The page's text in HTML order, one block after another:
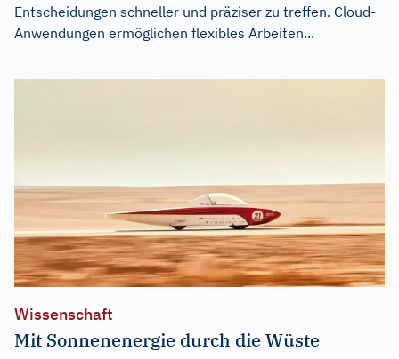
Entscheidungen schneller und präziser zu treffen. Cloud-
Anwendungen ermöglichen flexibles Arbeiten...
Wissenschaft
Mit Sonnenenergie durch die Wüste